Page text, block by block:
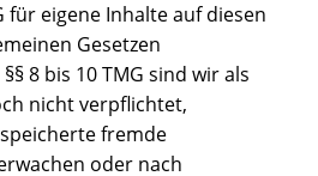
für eigene Inhalte auf diesen
Gesetzen
8 bis 10 TMG sind wir als
nicht verpflichtet,
fremde
oder nach